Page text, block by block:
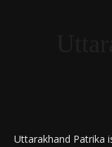
Uttarakhand Patrika